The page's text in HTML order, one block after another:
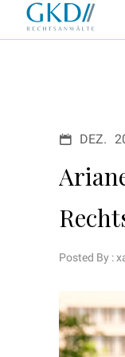
DEZ.
Posted By :